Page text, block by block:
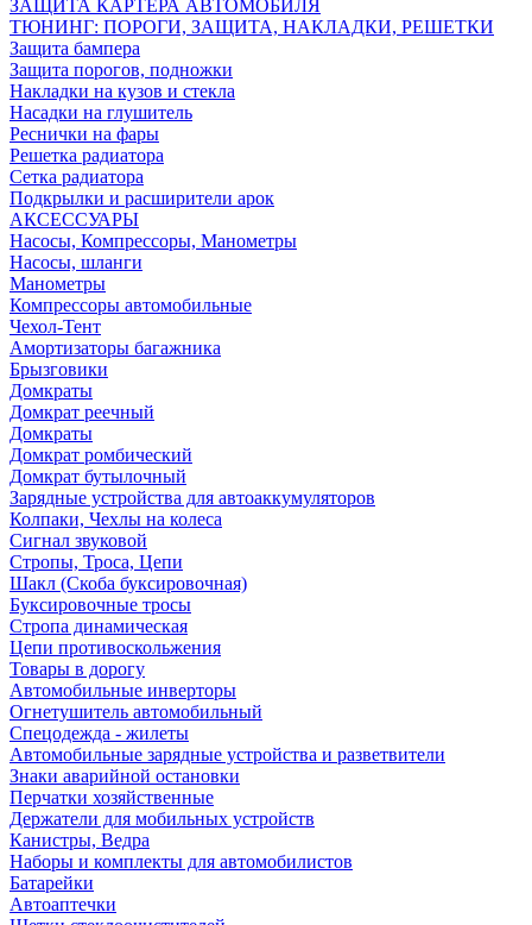
ЗАЩИТА КАРТЕРА АВТОМОБИЛЯ
ТЮНИНГ: ПОРОГИ, ЗАЩИТА, НАКЛАДКИ, РЕШЕТКИ
Защита бампера
Защита порогов, подножки
Накладки на кузов и стекла
Насадки на глушитель
Реснички на фары
Решетка радиатора
Сетка радиатора
Подкрылки и расширители арок
АКСЕССУАРЫ
Насосы, Компрессоры, Манометры
Насосы, шланги
Манометры
Компрессоры автомобильные
Чехол-Тент
Амортизаторы багажника
Брызговики
Домкраты
Домкрат реечный
Домкраты
Домкрат ромбический
Домкрат бутылочный
Зарядные устройства для автоаккумуляторов
Колпаки, Чехлы на колеса
Сигнал звуковой
Стропы, Троса, Цепи
Шакл (Скоба буксировочная)
Буксировочные тросы
Стропа динамическая
Цепи противоскольжения
Товары в дорогу
Автомобильные инверторы
Огнетушитель автомобильный
Спецодежда - жилеты
Автомобильные зарядные устройства и разветвители
Знаки аварийной остановки
Перчатки хозяйственные
Держатели для мобильных устройств
Канистры, Ведра
Наборы и комплекты для автомобилистов
Батарейки
Автоаптечки